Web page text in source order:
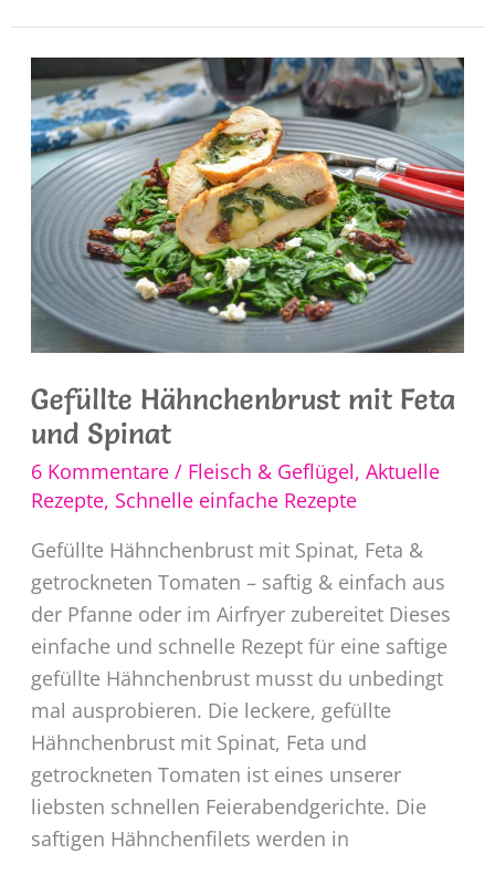
mit
Hackfleisch
Gefüllte Hähnchenbrust mit Feta
und Spinat
6 Kommentare / Fleisch & Geflügel, Aktuelle
Rezepte, Schnelle einfache Rezepte
Gefüllte Hähnchenbrust mit Spinat, Feta &
getrockneten Tomaten – saftig & einfach aus
der Pfanne oder im Airfryer zubereitet Dieses
einfache und schnelle Rezept für eine saftige
gefüllte Hähnchenbrust musst du unbedingt
mal ausprobieren. Die leckere, gefüllte
Hähnchenbrust mit Spinat, Feta und
getrockneten Tomaten ist eines unserer
liebsten schnellen Feierabendgerichte. Die
saftigen Hähnchenfilets werden in